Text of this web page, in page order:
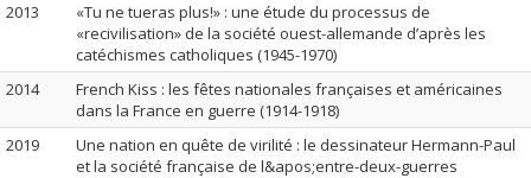
2013
«Tu ne tueras plus!» : une étude du processus de
«recivilisation» de la société ouest-allemande d’après les
catéchismes catholiques (1945-1970)
2014
French Kiss : les fêtes nationales françaises et américaines
dans la France en guerre (1914-1918)
2019
Une nation en quête de virilité : le dessinateur Hermann-Paul
et la société française de l&apos;entre-deux-guerres